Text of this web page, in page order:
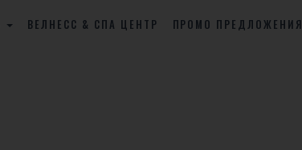
ВЕЛНЕСС & СПА ЦЕНТР ПРОМО ПРЕДЛОЖЕНИЯ